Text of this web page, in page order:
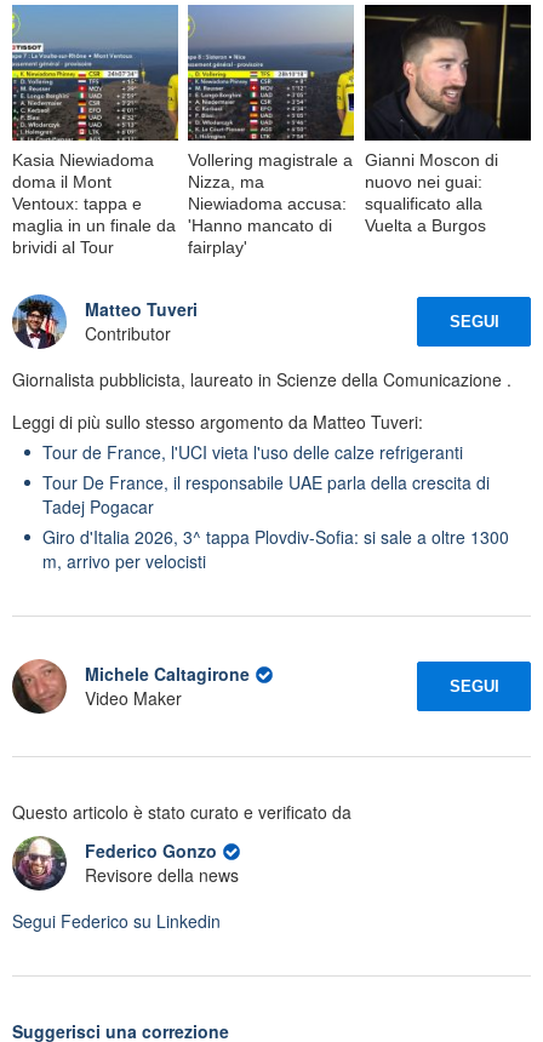
Kasia Niewiadoma
doma il Mont
Ventoux: tappa e
maglia in un finale da
brividi al Tour
Vollering magistrale a
Nizza, ma
Niewiadoma accusa:
'Hanno mancato di
fairplay'
Gianni Moscon di
nuovo nei guai:
squalificato alla
Vuelta a Burgos
Matteo Tuveri
Contributor
SEGUI
Giornalista pubblicista, laureato in Scienze della Comunicazione .
Leggi di più sullo stesso argomento da Matteo Tuveri:
Tour de France, l'UCI vieta l'uso delle calze refrigeranti
Tour De France, il responsabile UAE parla della crescita di
Tadej Pogacar
Giro d'Italia 2026, 3^ tappa Plovdiv-Sofia: si sale a oltre 1300
m, arrivo per velocisti
Michele Caltagirone
Video Maker
SEGUI
Questo articolo è stato curato e verificato da
Federico Gonzo
Revisore della news
Segui Federico su Linkedin
Suggerisci una correzione